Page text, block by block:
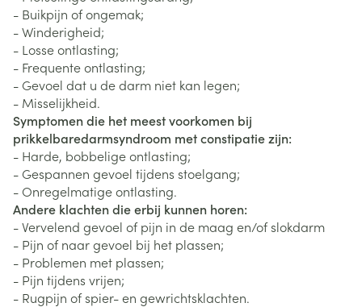
- Buikpijn of ongemak;
- Winderigheid;
- Losse ontlasting;
- Frequente ontlasting;
- Gevoel dat u de darm niet kan legen;
- Misselijkheid.
Symptomen die het meest voorkomen bij
prikkelbaredarmsyndroom met constipatie zijn:
- Harde, bobbelige ontlasting;
- Gespannen gevoel tijdens stoelgang;
- Onregelmatige ontlasting.
Andere klachten die erbij kunnen horen:
- Vervelend gevoel of pijn in de maag en/of slokdarm
- Pijn of naar gevoel bij het plassen;
- Problemen met plassen;
- Pijn tijdens vrijen;
- Rugpijn of spier- en gewrichtsklachten.